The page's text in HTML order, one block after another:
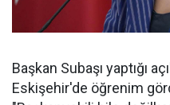
Başkan Subaşı yaptığı
Eskişehir'de öğrenim